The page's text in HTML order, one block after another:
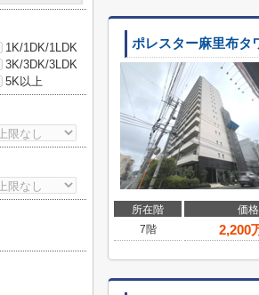
ポレスター麻里布タ
所在階 価格
7階
2,200
1K/1DK/1LDK
3K/3DK/3LDK
5K以上